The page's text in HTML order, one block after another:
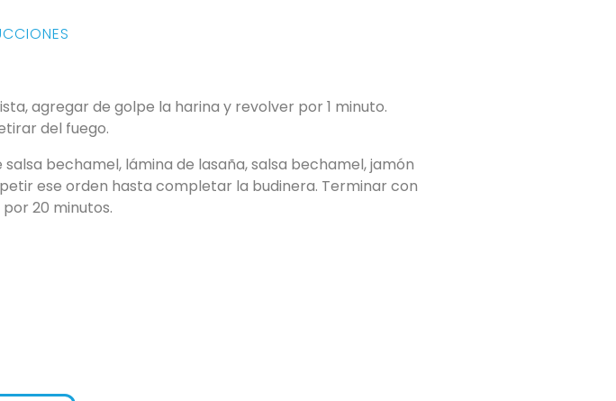
agregar de golpe la harina y revolver por 1 minuto.
del fuego.
bechamel, lámina de lasaña, salsa bechamel, jamón
ese orden hasta completar la budinera. Terminar con
20 minutos.